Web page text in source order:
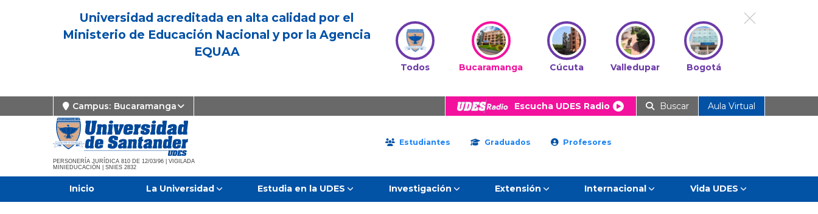
Universidad acreditada en alta calidad por el
Ministerio de Educación Nacional y por la Agencia
EQUAA
Todos Bucaramanga Cúcuta Valledupar Bogotá
Campus: Bucaramanga Escucha UDES Radio Buscar Aula Virtual
PERSONERÍA JURÍDICA 810 DE 12/03/96 | VIGILADA
MINIEDUCACIÓN | SNIES 2832
Estudiantes Graduados Profesores
Inicio La Universidad Estudia en la UDES Investigación Extensión Internacional Vida UDES